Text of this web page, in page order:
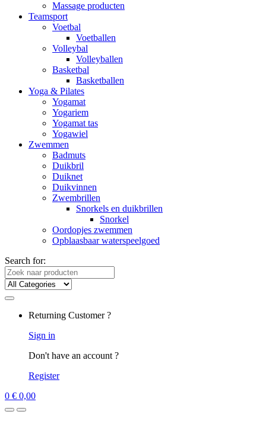
Massage producten
Teamsport
Voetbal
Voetballen
Volleybal
Volleyballen
Basketbal
Basketballen
Yoga & Pilates
Yogamat
Yogariem
Yogamat tas
Yogawiel
Zwemmen
Badmuts
Duikbril
Duiknet
Duikvinnen
Zwembrillen
Snorkels en duikbrillen
Snorkel
Oordopjes zwemmen
Opblaasbaar waterspeelgoed
Search for:
Returning Customer ?
Sign in
Don't have an account ?
Register
0 € 0,00